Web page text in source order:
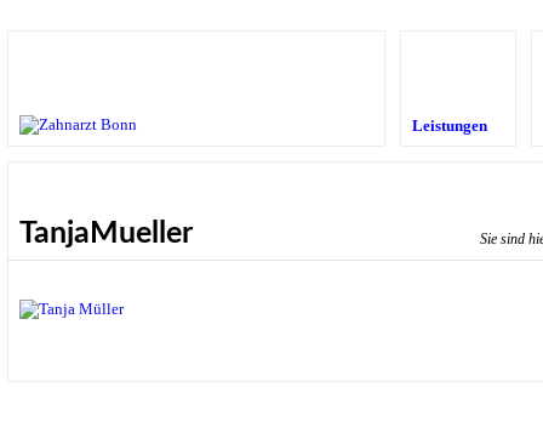
Leistungen
TanjaMueller Sie sind